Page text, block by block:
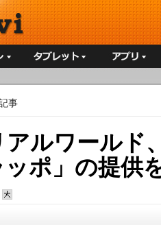
事
アルワールド
ポ」の提供